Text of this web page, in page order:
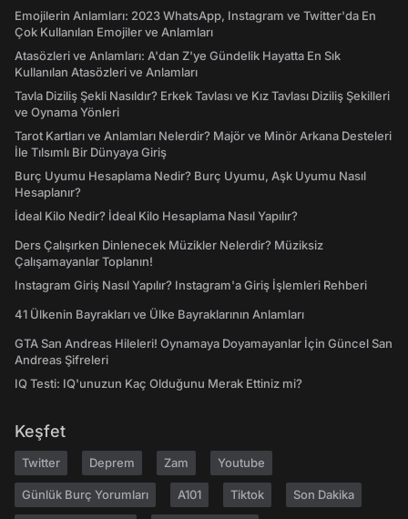
Emojilerin Anlamları: 2023 WhatsApp, Instagram ve Twitter'da En
Çok Kullanılan Emojiler ve Anlamları
Atasözleri ve Anlamları: A'dan Z'ye Gündelik Hayatta En Sık
Kullanılan Atasözleri ve Anlamları
Tavla Diziliş Şekli Nasıldır? Erkek Tavlası ve Kız Tavlası Diziliş Şekilleri
ve Oynama Yönleri
Tarot Kartları ve Anlamları Nelerdir? Majör ve Minör Arkana Desteleri
İle Tılsımlı Bir Dünyaya Giriş
Burç Uyumu Hesaplama Nedir? Burç Uyumu, Aşk Uyumu Nasıl
Hesaplanır?
İdeal Kilo Nedir? İdeal Kilo Hesaplama Nasıl Yapılır?
Ders Çalışırken Dinlenecek Müzikler Nelerdir? Müziksiz
Çalışamayanlar Toplanın!
Instagram Giriş Nasıl Yapılır? Instagram'a Giriş İşlemleri Rehberi
41 Ülkenin Bayrakları ve Ülke Bayraklarının Anlamları
GTA San Andreas Hileleri! Oynamaya Doyamayanlar İçin Güncel San
Andreas Şifreleri
IQ Testi: IQ'unuzun Kaç Olduğunu Merak Ettiniz mi?
Keşfet
Twitter Deprem Zam Youtube
Günlük Burç Yorumları A101 Tiktok Son Dakika